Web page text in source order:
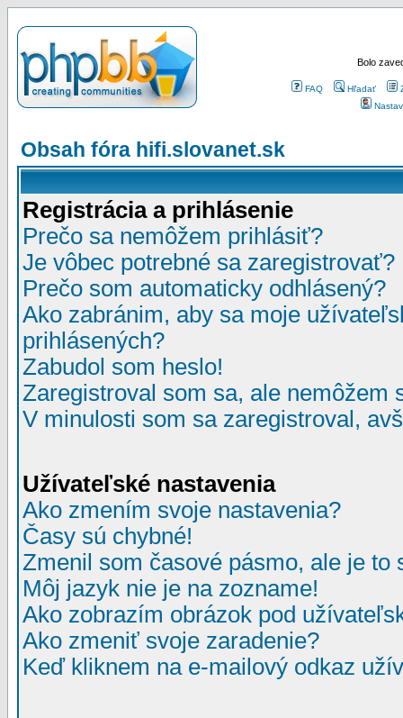
Bolo
FAQ Hľadať
Obsah fóra hifi.slovanet.sk
Registrácia a prihlásenie
Prečo sa nemôžem prihlásiť?
Je vôbec potrebné sa zaregistrovať?
Prečo som automaticky odhlásený?
Ako zabránim, aby sa moje
prihlásených?
Zabudol som heslo!
Zaregistroval som sa, ale nemôžem
V minulosti som sa zaregistroval,
Užívateľské nastavenia
Ako zmením svoje nastavenia?
Časy sú chybné!
Zmenil som časové pásmo, ale je to
Môj jazyk nie je na zozname!
Ako zobrazím obrázok pod
Ako zmeniť svoje zaradenie?
Keď kliknem na e-mailový odkaz